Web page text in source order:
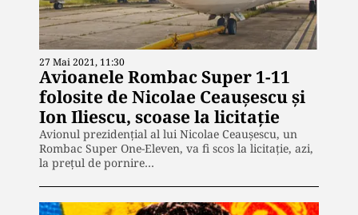
27 Mai 2021, 11:30
Avioanele Rombac Super 1-11
folosite de Nicolae Ceaușescu și
Ion Iliescu, scoase la licitație
Avionul prezidenţial al lui Nicolae Ceauşescu, un
Rombac Super One-Eleven, va fi scos la licitație, azi,
la preţul de pornire…